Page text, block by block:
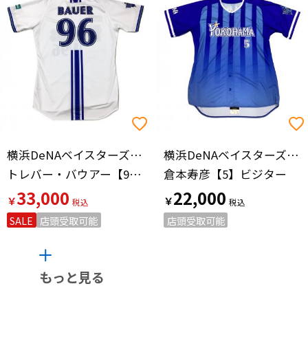
横浜DeNAベイスターズ（ヨコハマディーエヌエーベイスターズ）
トレバー・バウアー【96】2023年ホーム
￥33,000
SALE 店頭受取可能
横浜DeNAベイスターズ（ヨコハマディーエヌエーベイスターズ）
倉本寿彦【5】ビジター
￥22,000
店頭受取可能
もっと見る